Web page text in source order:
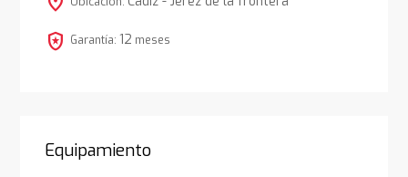
local_police Garantía: 12 meses
Equipamiento